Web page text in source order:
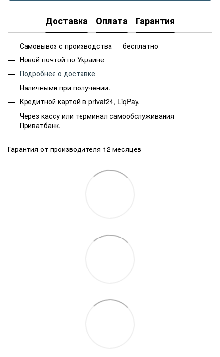
Доставка Оплата Гарантия
Самовывоз с производства — бесплатно
Новой почтой по Украине
Подробнее о доставке
Наличными при получении.
Кредитной картой в privat24, LiqPay.
Через кассу или терминал самообслуживания
Приватбанк.
Гарантия от производителя 12 месяцев